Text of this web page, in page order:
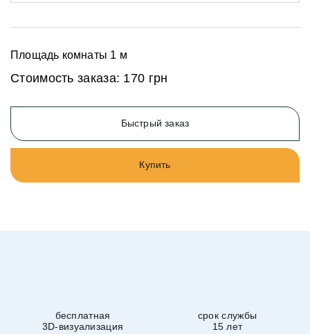
Площадь комнаты 1 м
Стоимость заказа: 170 грн
Быстрый заказ
Купить
бесплатная
3D-визуализация
срок службы
15 лет